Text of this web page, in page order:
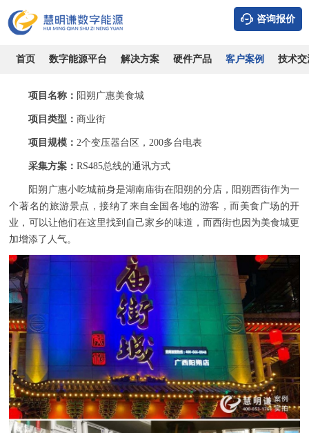
咨询报价
首页 数字能源平台 解决方案 硬件产品 客户案例 技术交
广西阳朔广惠美食城-远程预付费管理系统案例
时间：2026-08-08 浏览：9029 作者：admin
项目名称： 阳朔广惠美食城
项目类型：商业街
项目规模：2个变压器台区，200多台电表
采集方案：RS485总线的通讯方式
阳朔广惠小吃城前身是湖南庙街在阳朔的分店，阳朔西街作为一
个著名的旅游景点，接纳了来自全国各地的游客，而美食广场的开
业，可以让他们在这里找到自己家乡的味道，而西街也因为美食城更
加增添了人气。